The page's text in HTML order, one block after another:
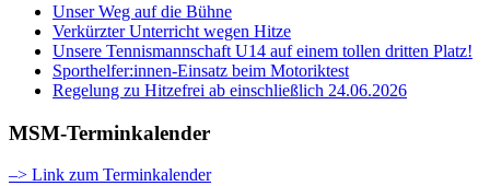
Unser Weg auf die Bühne
Verkürzter Unterricht wegen Hitze
Unsere Tennismannschaft U14 auf einem tollen dritten Platz!
Sporthelfer:innen-Einsatz beim Motoriktest
Regelung zu Hitzefrei ab einschließlich 24.06.2026
MSM-Terminkalender
–> Link zum Terminkalender